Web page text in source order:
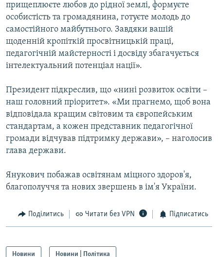
прищеплюєте любов до рідної землі, формуєте
особистість та громадянина, готуєте молодь до
самостійного майбутнього. Завдяки вашій
щоденній кропіткій просвітницькій праці,
педагогічній майстерності і досвіду збагачується
інтелектуальний потенціал нації».
Президент підкреслив, що «нині розвиток освіти –
наш головний пріоритет». «Ми прагнемо, щоб вона
відповідала кращим світовим та європейським
стандартам, а кожен представник педагогічної
громади відчував підтримку держави», – наголосив
глава держави.
Янукович побажав освітянам міцного здоров'я,
благополуччя та нових звершень в ім'я України.
Поділитись Читати без VPN Підписатись
Новини Новини | Політика